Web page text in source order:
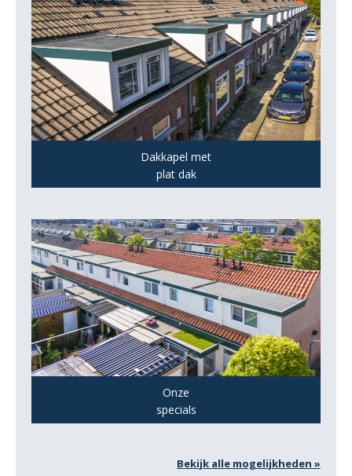
Dakkapel met
plat dak
Onze
specials
Bekijk alle mogelijkheden »